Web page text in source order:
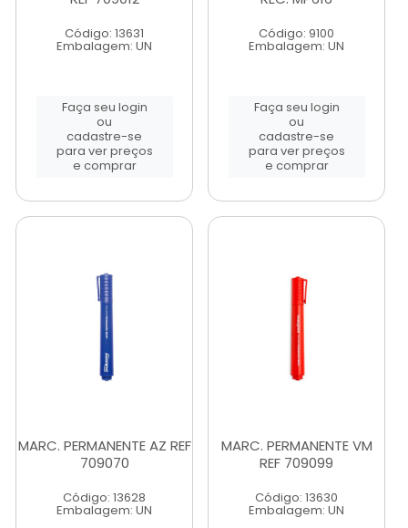
Código: 13631
Embalagem: UN
Faça seu login
ou
cadastre-se
para ver preços
e comprar
Código: 9100
Embalagem: UN
Faça seu login
ou
cadastre-se
para ver preços
e comprar
MARC. PERMANENTE AZ REF
709070
Código: 13628
Embalagem: UN
MARC. PERMANENTE VM
REF 709099
Código: 13630
Embalagem: UN